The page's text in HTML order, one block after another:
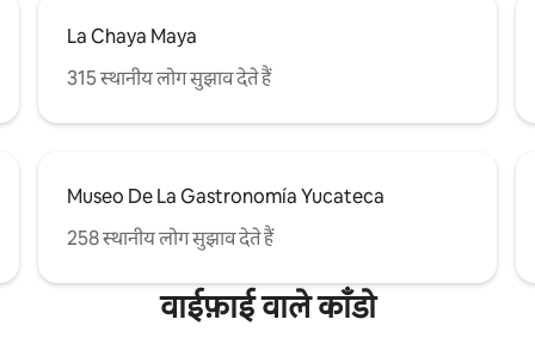
La Chaya Maya
315 स्थानीय लोग सुझाव देते हैं
Museo De La Gastronomía Yucateca
258 स्थानीय लोग सुझाव देते हैं
वाईफ़ाई वाले काँडो